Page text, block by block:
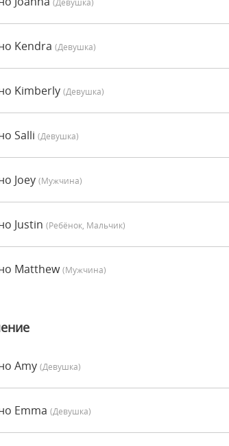
Kendra (девушка)
Kimberly (девушка)
Salli (девушка)
Joey (мужчина)
Justin (Ребёнок, Мальчик)
Matthew(мужчина)
Amy (девушка)
Emma (девушка)